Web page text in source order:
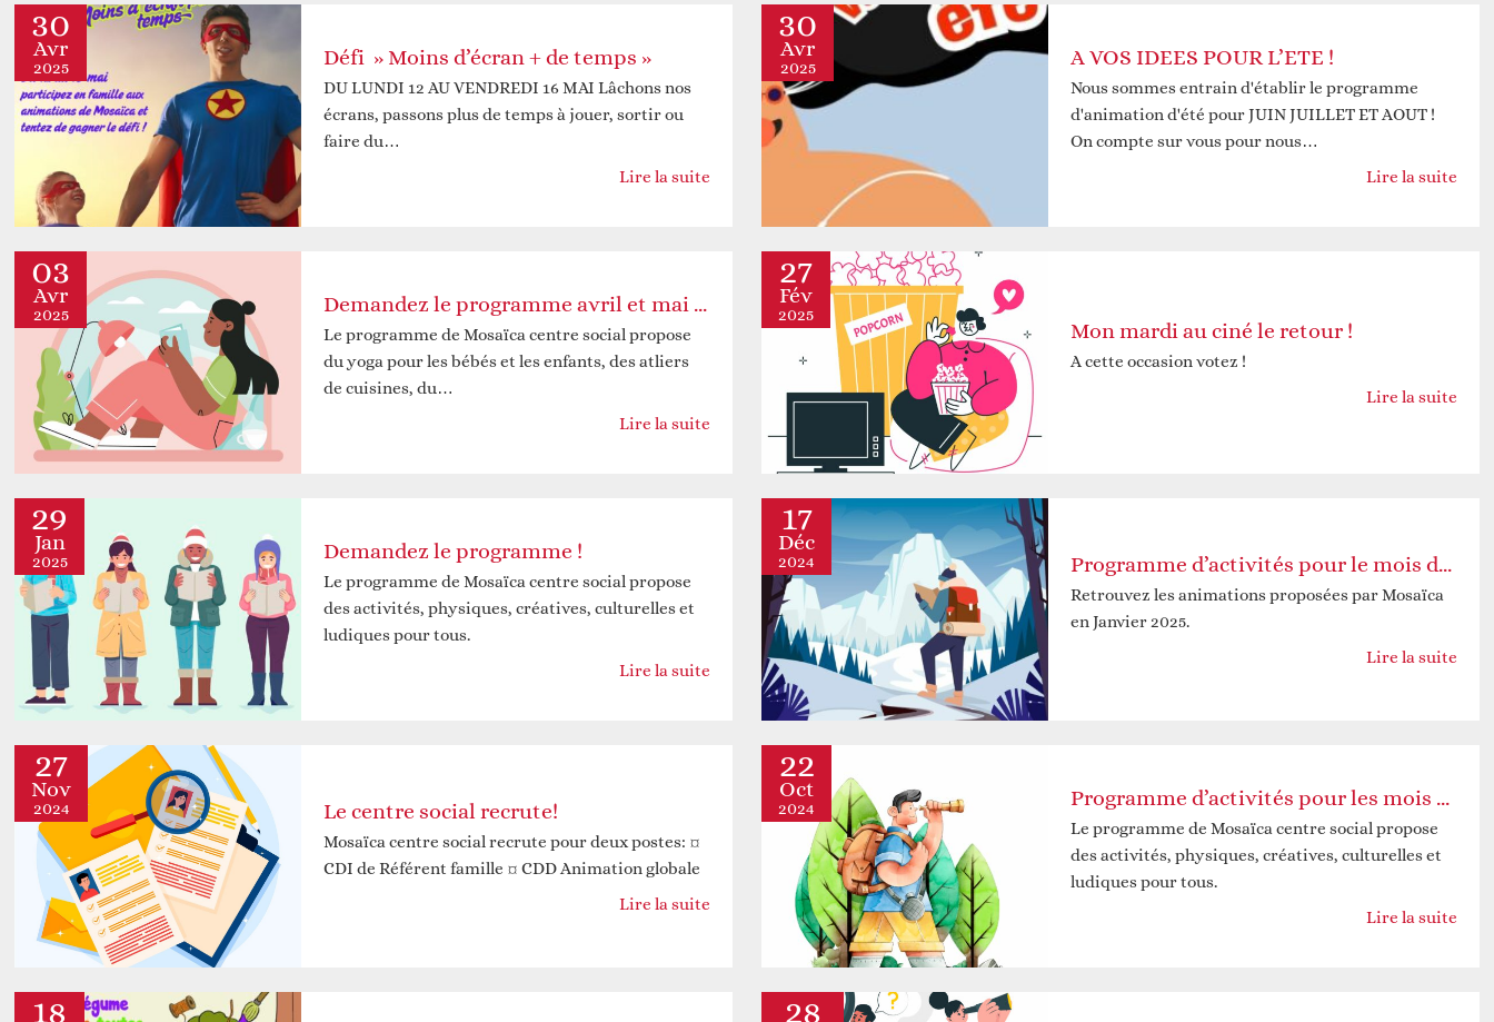
30
Avr
2025 Défi » Moins d’écran + de temps »
DU LUNDI 12 AU VENDREDI 16 MAI Lâchons nos
écrans, passons plus de temps à jouer, sortir ou
faire du…
Lire la suite
30
Avr
2025 A VOS IDEES POUR L’ETE !
Nous sommes entrain d'établir le programme
d'animation d'été pour JUIN JUILLET ET AOUT !
On compte sur vous pour nous…
Lire la suite
03
Avr
2025 Demandez le programme avril et mai 2025 !
Le programme de Mosaïca centre social propose
du yoga pour les bébés et les enfants, des atliers
de cuisines, du…
Lire la suite
27
Fév
2025
Mon mardi au ciné le retour !
A cette occasion votez !
Lire la suite
29
Jan
2025 Demandez le programme !
Le programme de Mosaïca centre social propose
des activités, physiques, créatives, culturelles et
ludiques pour tous.
Lire la suite
17
Déc
2024 Programme d’activités pour le mois de janvier 2025
Retrouvez les animations proposées par Mosaïca
en Janvier 2025.
Lire la suite
27
Nov
2024 Le centre social recrute!
Mosaïca centre social recrute pour deux postes: ¤
CDI de Référent famille ¤ CDD Animation globale
Lire la suite
22
Oct
2024 Programme d’activités pour les mois de novembre et décembre 2024
Le programme de Mosaïca centre social propose
des activités, physiques, créatives, culturelles et
ludiques pour tous.
Lire la suite
18 28